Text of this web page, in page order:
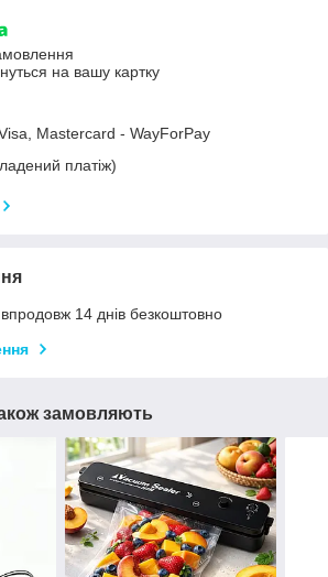
на вашу картку
Mastercard - WayForPay
платіж)
14 днів безкоштовно
замовляють